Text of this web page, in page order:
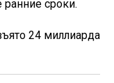
сроки.
24 миллиарда